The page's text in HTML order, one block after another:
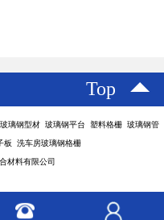
Top
璃钢型材 玻璃钢平台 塑料格栅 玻璃钢管
板 洗车房玻璃钢格栅
材料有限公司